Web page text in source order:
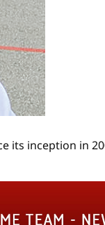
its inception in